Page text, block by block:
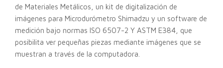
de Materiales Metálicos, un kit de digitalización de
imágenes para Microdurómetro Shimadzu y un software de
medición bajo normas ISO 6507-2 Y ASTM E384, que
posibilita ver pequeñas piezas mediante imágenes que se
muestran a través de la computadora.